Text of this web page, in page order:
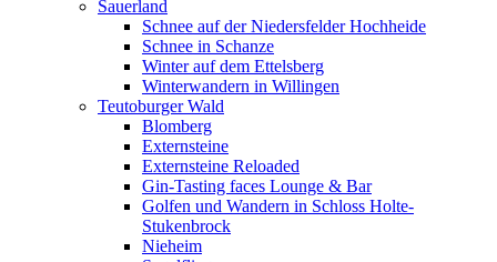
Sauerland
Schnee auf der Niedersfelder Hochheide
Schnee in Schanze
Winter auf dem Ettelsberg
Winterwandern in Willingen
Teutoburger Wald
Blomberg
Externsteine
Externsteine Reloaded
Gin-Tasting faces Lounge & Bar
Golfen und Wandern in Schloss Holte-
Stukenbrock
Nieheim